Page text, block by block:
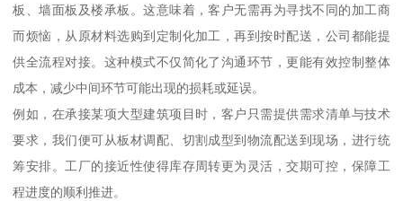
板、墙面板及楼承板。这意味着，客户无需再为寻找不同的加工商
而烦恼，从原材料选购到定制化加工，再到按时配送，公司都能提
供全流程对接。这种模式不仅简化了沟通环节，更能有效控制整体
成本，减少中间环节可能出现的损耗或延误。
例如，在承接某项大型建筑项目时，客户只需提供需求清单与技术
要求，我们便可从板材调配、切割成型到物流配送到现场，进行统
筹安排。工厂的接近性使得库存周转更为灵活，交期可控，保障工
程进度的顺利推进。